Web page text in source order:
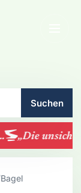
Suchen
„Die
Bagel